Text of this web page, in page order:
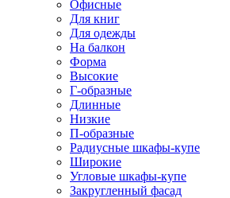
Офисные
Для книг
Для одежды
На балкон
Форма
Высокие
Г-образные
Длинные
Низкие
П-образные
Радиусные шкафы-купе
Широкие
Угловые шкафы-купе
Закругленный фасад